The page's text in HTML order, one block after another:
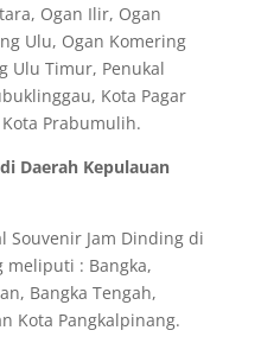
Ogan Ilir, Ogan
Ulu, Ogan Komering
Ulu Timur, Penukal
Kota Pagar
Prabumulih.
Daerah Kepulauan
Souvenir Jam Dinding di
meliputi : Bangka,
Bangka Tengah,
Kota Pangkalpinang.